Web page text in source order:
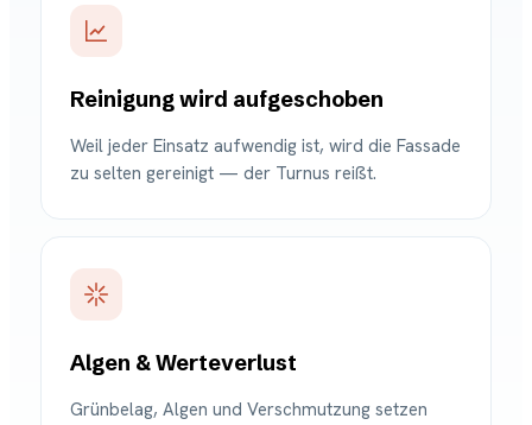
Reinigung wird aufgeschoben
Weil jeder Einsatz aufwendig ist, wird die Fassade
zu selten gereinigt — der Turnus reißt.
Algen & Werteverlust
Grünbelag, Algen und Verschmutzung setzen